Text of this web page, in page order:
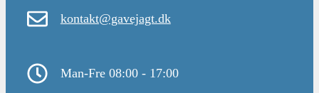
kontakt@gavejagt.dk
Man-Fre 08:00 - 17:00